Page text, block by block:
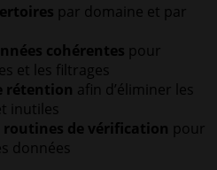
par domaine et par
cohérentes pour
et les filtrages
rétention afin d’éliminer les
inutiles
routines de vérification pour
données